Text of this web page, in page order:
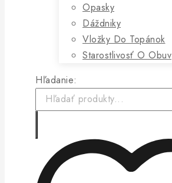
Opasky
Dáždniky
Vložky Do Topánok
Starostlivosť O Obuv
Hľadanie: